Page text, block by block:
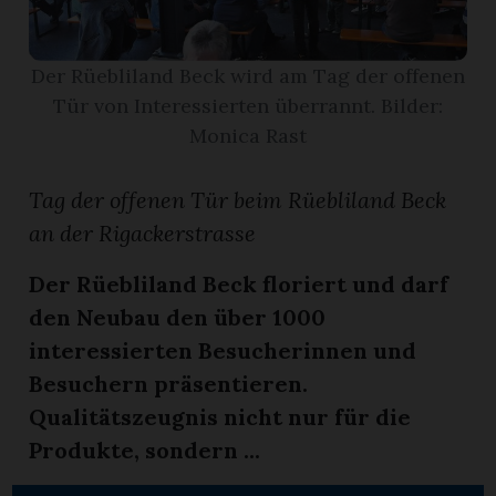
Tag der offenen Tür beim Rüebliland Beck
an der Rigackerstrasse
Der Rüebliland Beck floriert und darf
den Neubau den über 1000
interessierten Besucherinnen und
Besuchern präsentieren.
Qualitätszeugnis nicht nur für die
Produkte, sondern ...